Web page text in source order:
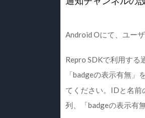
Android Oにて、ユー
Repro SDKで利用す
「badgeの表示有無
てください。IDと名前
列、「badgeの表示有